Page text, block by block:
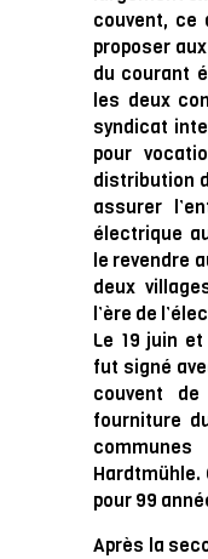
couvent, ce
proposer
du courant
les deux
syndicat
pour
distribution
assurer
électrique
le revendre
deux
l’ère de
Le 19 juin
fut signé
couvent de
fourniture
pour 99
Après la